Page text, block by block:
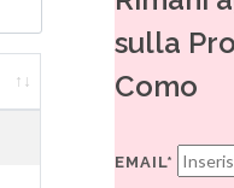
sulla
Como
EMAIL*